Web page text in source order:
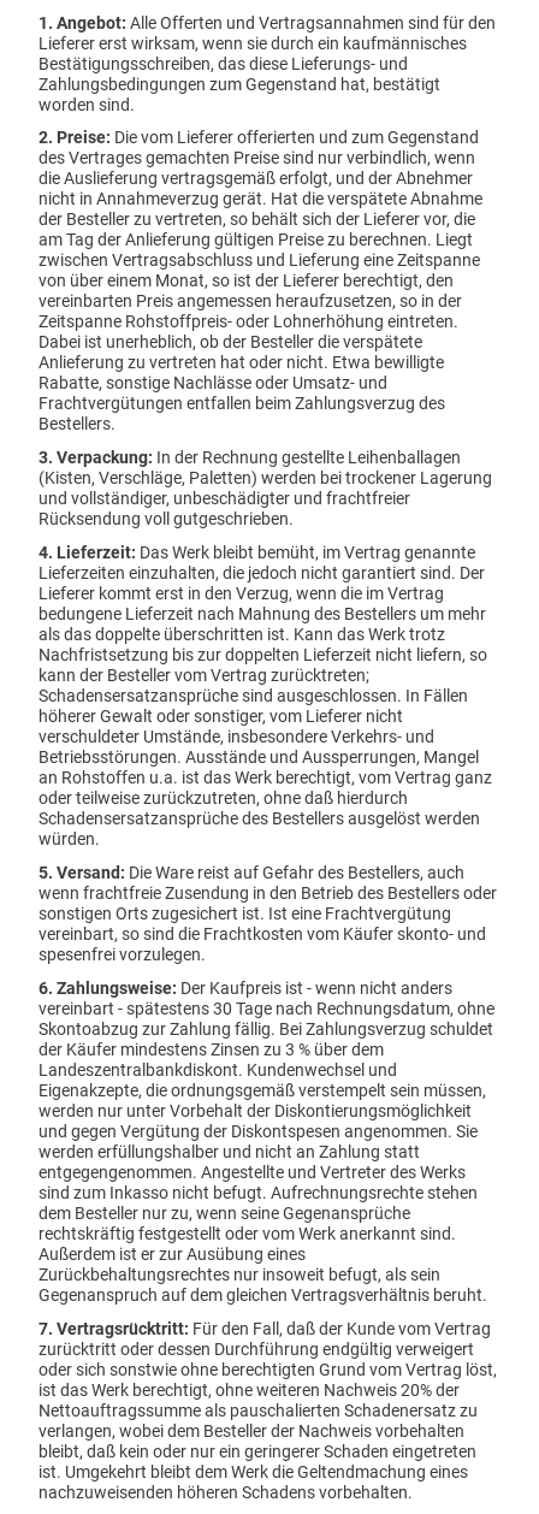
Holzdekore
Stein-Fantasiedekore
Dekorverpressungen
Digitaldruck Dekorplatten
Dekorplatten Einsatzgebiete
Carport und Balkonverkleidung
Fassadenverkleidung
Schilder und Infotafeln
Sanitärwände
Küchen & Wandverkleidung
Tür-, Tor-, Zaunfeld-Füllungen
Wind- und Sichtschutz
Arbeitstische & Arbeitsplatten
Schall- und Hochwasserschutz
Maschinenverkleidungen
Montageplatten
Hochabriebfestes Plattenmaterial
Rammschutz & Brandschutz
Unsere Schnäppchen
PWM Service
Dekorplatten Infos & Downloads
Plattenkonfektionierung
Über uns
Kontakt
Impressum
1. Angebot:Alle Offerten und Vertragsannahmen sind für den
Lieferer erst wirksam, wenn sie durch ein kaufmännisches
Bestätigungsschreiben, das diese Lieferungs- und
Zahlungsbedingungen zum Gegenstand hat, bestätigt
worden sind.
2. Preise: Die vom Lieferer offerierten und zum Gegenstand
des Vertrages gemachten Preise sind nur verbindlich, wenn
die Auslieferung vertragsgemäß erfolgt, und der Abnehmer
nicht in Annahmeverzug gerät. Hat die verspätete Abnahme
der Besteller zu vertreten, so behält sich der Lieferer vor, die
am Tag der Anlieferung gültigen Preise zu berechnen. Liegt
zwischen Vertragsabschluss und Lieferung eine Zeitspanne
von über einem Monat, so ist der Lieferer berechtigt, den
vereinbarten Preis angemessen heraufzusetzen, so in der
Zeitspanne Rohstoffpreis- oder Lohnerhöhung eintreten.
Dabei ist unerheblich, ob der Besteller die verspätete
Anlieferung zu vertreten hat oder nicht. Etwa bewilligte
Rabatte, sonstige Nachlässe oder Umsatz- und
Frachtvergütungen entfallen beim Zahlungsverzug des
Bestellers.
3. Verpackung: In der Rechnung gestellte Leihenballagen
(Kisten, Verschläge, Paletten) werden bei trockener Lagerung
und vollständiger, unbeschädigter und frachtfreier
Rücksendung voll gutgeschrieben.
4. Lieferzeit: Das Werk bleibt bemüht, im Vertrag genannte
Lieferzeiten einzuhalten, die jedoch nicht garantiert sind. Der
Lieferer kommt erst in den Verzug, wenn die im Vertrag
bedungene Lieferzeit nach Mahnung des Bestellers um mehr
als das doppelte überschritten ist. Kann das Werk trotz
Nachfristsetzung bis zur doppelten Lieferzeit nicht liefern, so
kann der Besteller vom Vertrag zurücktreten;
Schadensersatzansprüche sind ausgeschlossen. In Fällen
höherer Gewalt oder sonstiger, vom Lieferer nicht
verschuldeter Umstände, insbesondere Verkehrs- und
Betriebsstörungen. Ausstände und Aussperrungen, Mangel
an Rohstoffen u.a. ist das Werk berechtigt, vom Vertrag ganz
oder teilweise zurückzutreten, ohne daß hierdurch
Schadensersatzansprüche des Bestellers ausgelöst werden
würden.
5. Versand: Die Ware reist auf Gefahr des Bestellers, auch
wenn frachtfreie Zusendung in den Betrieb des Bestellers oder
sonstigen Orts zugesichert ist. Ist eine Frachtvergütung
vereinbart, so sind die Frachtkosten vom Käufer skonto- und
spesenfrei vorzulegen.
6. Zahlungsweise: Der Kaufpreis ist - wenn nicht anders
vereinbart - spätestens 30 Tage nach Rechnungsdatum, ohne
Skontoabzug zur Zahlung fällig. Bei Zahlungsverzug schuldet
der Käufer mindestens Zinsen zu 3 % über dem
Landeszentralbankdiskont. Kundenwechsel und
Eigenakzepte, die ordnungsgemäß verstempelt sein müssen,
werden nur unter Vorbehalt der Diskontierungsmöglichkeit
und gegen Vergütung der Diskontspesen angenommen. Sie
werden erfüllungshalber und nicht an Zahlung statt
entgegengenommen. Angestellte und Vertreter des Werks
sind zum Inkasso nicht befugt. Aufrechnungsrechte stehen
dem Besteller nur zu, wenn seine Gegenansprüche
rechtskräftig festgestellt oder vom Werk anerkannt sind.
Außerdem ist er zur Ausübung eines
Zurückbehaltungsrechtes nur insoweit befugt, als sein
Gegenanspruch auf dem gleichen Vertragsverhältnis beruht.
7. Vertragsrücktritt: Für den Fall, daß der Kunde vom Vertrag
zurücktritt oder dessen Durchführung endgültig verweigert
oder sich sonstwie ohne berechtigten Grund vom Vertrag löst,
ist das Werk berechtigt, ohne weiteren Nachweis 20% der
Nettoauftragssumme als pauschalierten Schadenersatz zu
verlangen, wobei dem Besteller der Nachweis vorbehalten
bleibt, daß kein oder nur ein geringerer Schaden eingetreten
ist. Umgekehrt bleibt dem Werk die Geltendmachung eines
nachzuweisenden höheren Schadens vorbehalten.